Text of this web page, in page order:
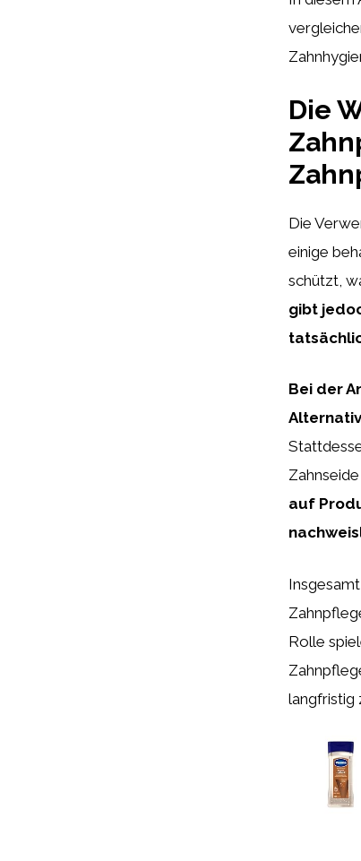
Die
Die
einige
schützt,
gibt
Bei der
auf
Rolle
langfristig